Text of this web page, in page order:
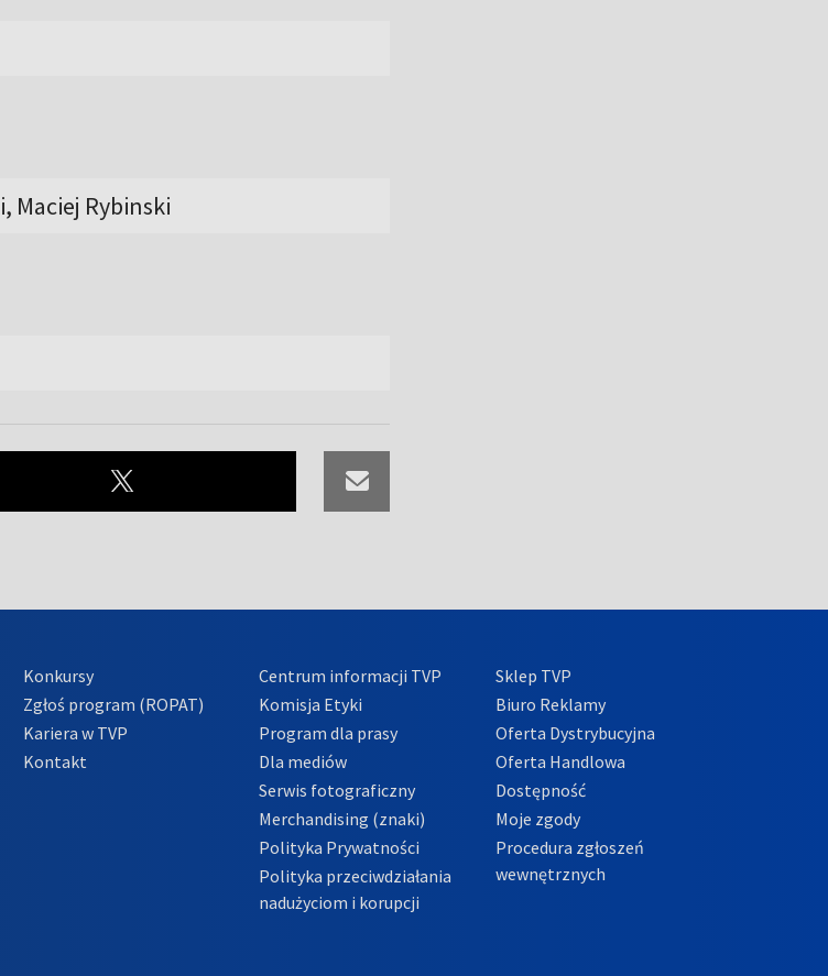
Maciej Rybinski
Konkursy
Zgłoś program (ROPAT)
Kariera w TVP
Kontakt
Centrum informacji TVP
Komisja Etyki
Program dla prasy
Dla mediów
Serwis fotograficzny
Merchandising (znaki)
Polityka Prywatności
Polityka przeciwdziałania
nadużyciom i korupcji
Sklep TVP
Biuro Reklamy
Oferta Dystrybucyjna
Oferta Handlowa
Dostępność
Moje zgody
Procedura zgłoszeń
wewnętrznych